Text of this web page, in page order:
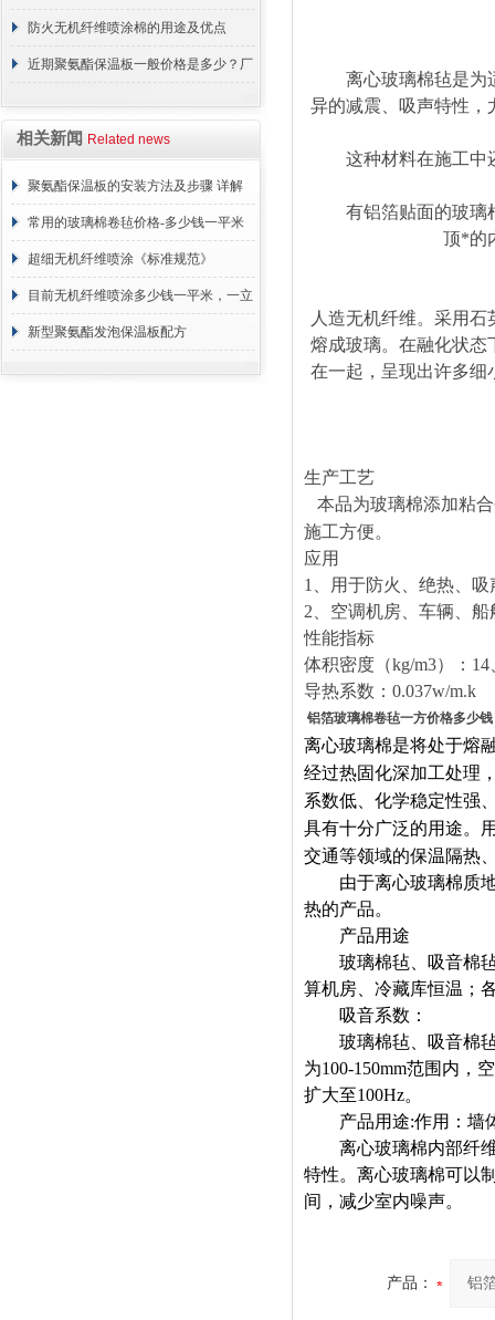
价
防火无机纤维喷涂棉的用途及优点
近期聚氨酯保温板一般价格是多少？厂
相关新闻 Related news
聚氨酯保温板的安装方法及步骤 详解
常用的玻璃棉卷毡价格-多少钱一平米
超细无机纤维喷涂《标准规范》
目前无机纤维喷涂多少钱一平米，一立
方 价格计算
新型聚氨酯发泡保温板配方
离心玻璃棉毡是为适
异的减震、吸声特性，
这种材料在施工中还
有铝箔贴面的玻璃棉
顶*的
人造无机纤维。采用
熔成玻璃。在融化状态
在一起，呈现出许多细
生产工艺
本品为玻璃棉添加粘
施工方便。
应用
1
、用于防火、绝热、
2 、空调机房、车辆、
性能指标
体积密度（kg/m3）： 14
导热系数： 0.037w/m.k
铝箔玻璃棉卷毡一方价格多少
离心玻璃棉是将处于熔
经过热固化深加工处理
系数低、化学稳定性强
具有十分广泛的用途。
交通等领域的保温隔热
由于离心玻璃棉质地
热的产品。
产品用途
玻璃棉毡、吸音棉毡
算机房、冷藏库恒温；
吸音系数：
玻璃棉毡、吸音棉毡
为100-150mm范围内，
扩大至100Hz。
产品用途:作用：墙体
离心玻璃棉内部纤维
特性。离心玻璃棉可以
间，减少室内噪声。
产品：